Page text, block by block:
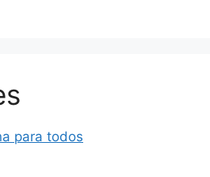
para todos